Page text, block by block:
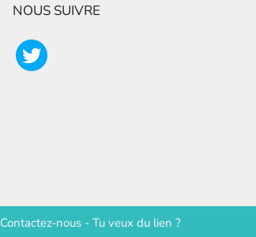
NOUS SUIVRE
Contactez-nous - Tu veux du lien ?